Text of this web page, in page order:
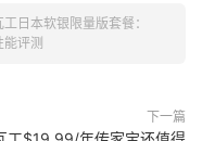
工日本软银限量版套餐：
评测
下一篇